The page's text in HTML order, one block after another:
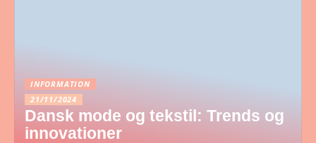
INFORMATION
21/11/2024
Dansk mode og tekstil: Trends og
innovationer